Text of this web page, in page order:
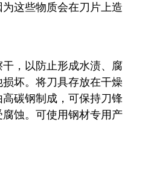
这些物质会在刀片上造
，以防止形成水渍、腐
坏。将刀具存放在干燥
碳钢制成，可保持刀锋
蚀。可使用钢材专用产